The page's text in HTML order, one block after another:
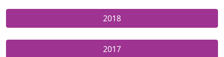
2018
2017